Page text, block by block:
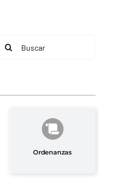
Buscar:
Ordenanzas